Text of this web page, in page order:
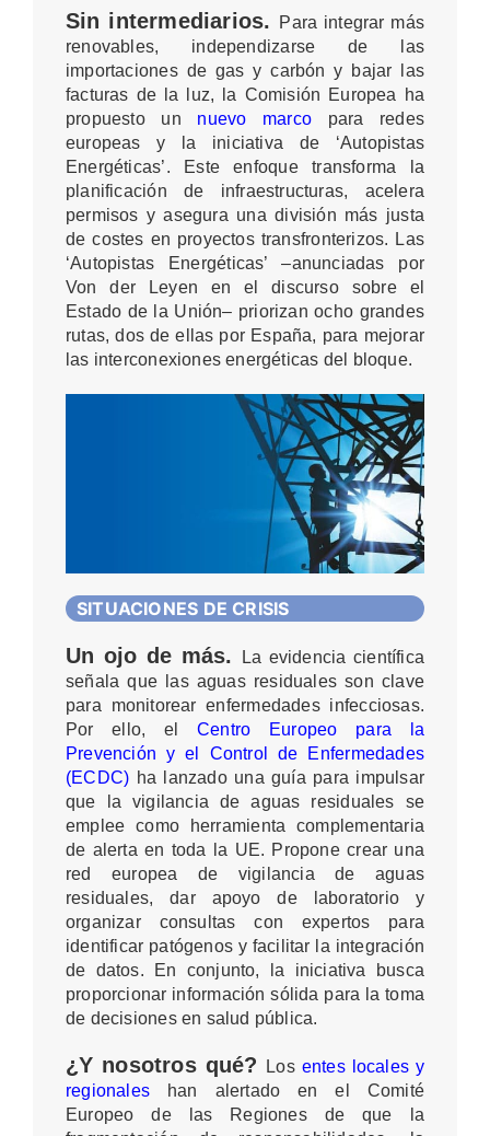
Sin intermediarios.
Para integrar más
renovables, independizarse de las
importaciones de gas y carbón y bajar las
facturas de la luz, la Comisión Europea ha
propuesto un nuevo marco para redes
europeas y la iniciativa de ‘Autopistas
Energéticas’. Este enfoque transforma la
planificación de infraestructuras, acelera
permisos y asegura una división más justa
de costes en proyectos transfronterizos. Las
‘Autopistas Energéticas’ –anunciadas por
Von der Leyen en el discurso sobre el
Estado de la Unión– priorizan ocho grandes
rutas, dos de ellas por España, para mejorar
las interconexiones energéticas del bloque.
SITUACIONES DE CRISIS
Un ojo de más.
La evidencia científica
señala que las aguas residuales son clave
para monitorear enfermedades infecciosas.
Por ello, elCentro Europeo para la
Prevención y el Control de Enfermedades
(ECDC) ha lanzado una guía para impulsar
que la vigilancia de aguas residuales se
emplee como herramienta complementaria
de alerta en toda la UE. Propone crear una
red europea de vigilancia de aguas
residuales, dar apoyo de laboratorio y
organizar consultas con expertos para
identificar patógenos y facilitar la integración
de datos. En conjunto, la iniciativa busca
proporcionar información sólida para la toma
de decisiones en salud pública.
¿Y nosotros qué? Los entes locales y
regionales han alertado en el Comité
Europeo de las Regiones de que la